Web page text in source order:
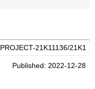
Published: 2022-12-28